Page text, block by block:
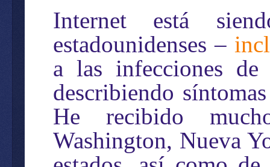
Internet está
estadounidenses –
a las infecciones de
describiendo
He recibido
Washington, Nueva